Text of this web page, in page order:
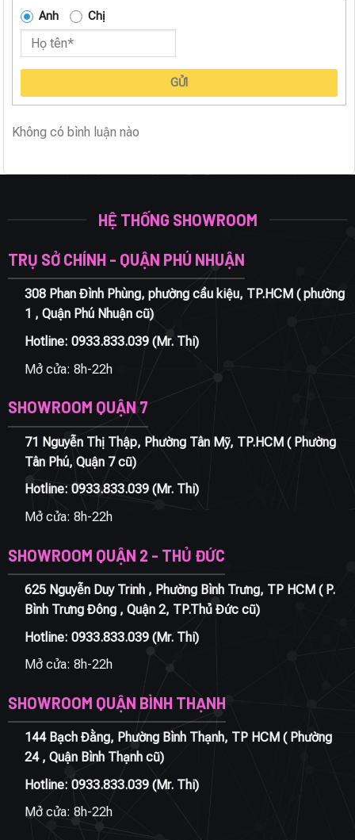
Anh Chị
GỬI
Không có bình luận nào
HỆ THỐNG SHOWROOM
TRỤ SỞ CHÍNH - QUẬN PHÚ NHUẬN
308 Phan Đình Phùng, phường cầu kiệu, TP.HCM ( phường
1 , Quận Phú Nhuận cũ)
Hotline: 0933.833.039(Mr. Thi)
Mở cửa: 8h-22h
SHOWROOM QUẬN 7
71 Nguyễn Thị Thập, Phường Tân Mỹ, TP.HCM ( Phường
Tân Phú, Quận 7 cũ)
Hotline: 0933.833.039(Mr. Thi)
Mở cửa: 8h-22h
SHOWROOM QUẬN 2 - THỦ ĐỨC
625 Nguyễn Duy Trinh , Phường Bình Trưng, TP HCM ( P.
Bình Trưng Đông , Quận 2, TP.Thủ Đức cũ)
Hotline: 0933.833.039(Mr. Thi)
Mở cửa: 8h-22h
SHOWROOM QUẬN BÌNH THẠNH
144 Bạch Đằng, Phường Bình Thạnh, TP HCM ( Phường
24 , Quận Bình Thạnh cũ)
Hotline: 0933.833.039(Mr. Thi)
Mở cửa: 8h-22h